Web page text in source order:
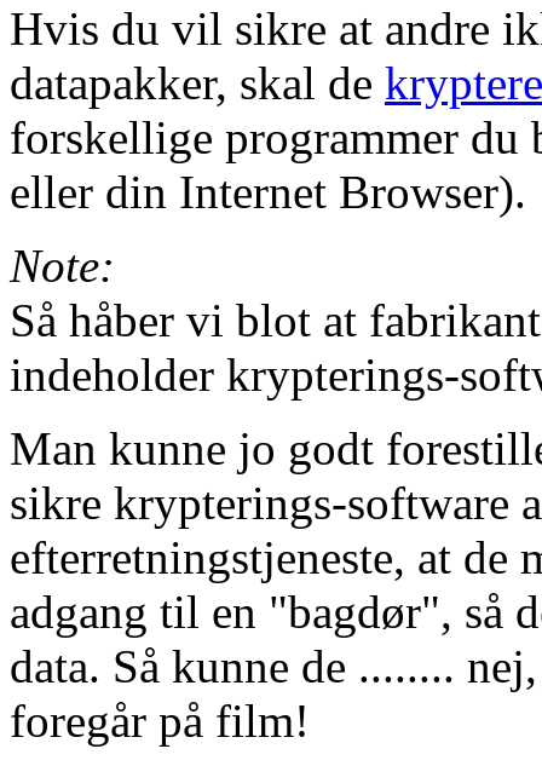
Hvis du vil sikre at andre
datapakker, skal de
forskellige programmer du
eller din Internet Browser).
Note:
Så håber vi blot at
indeholder krypterings-
Man kunne jo godt
sikre krypterings-software
efterretningstjeneste, at
adgang til en "bagdør", så
data. Så kunne de ........
foregår på film!